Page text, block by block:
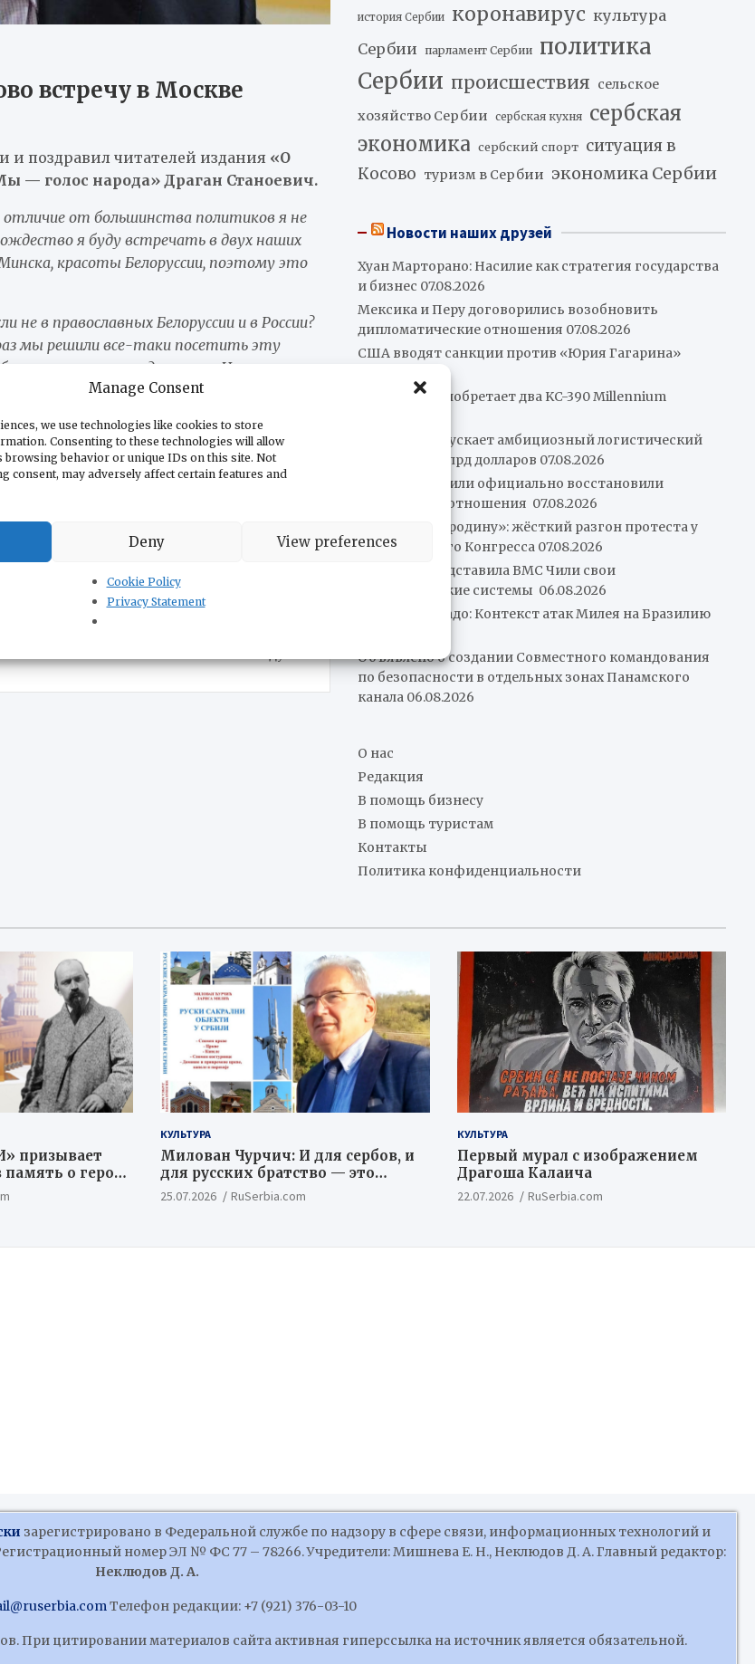
Manage Consent
we use technologies like cookies to store
Consenting to these technologies will allow
browsing behavior or unique IDs on this site. Not
consent, may adversely affect certain features and
Deny View preferences
Cookie Policy
Privacy Statement
встречу в Москве
поздравил читателей издания «О
— голос народа» Драган Станоевич.
отличие от большинства политиков я не
я буду встречать в двух наших
красоты Белоруссии, поэтому это
не в православных Белоруссии и в России?
мы решили все-таки посетить эту
красивого города в мире. Но и,
и прекрасная страна. Кроме того, там
дни. Поэтому я хочу передать
Христово. Поздравить всех с
и, естественно, победы. Победа будет за
за нас. Спасибо всем и большой привет и
народам и государствам!
история Сербии коронавирус культура
Сербии
парламент Сербии политика
Сербии происшествия сельское
хозяйство Сербии
сербская кухня сербская
экономика сербский спорт ситуация в
Косово туризм в Сербии экономика Сербии
Новости наших друзей
Хуан Марторано: Насилие как стратегия государства
и бизнес 07.08.2026
Мексика и Перу договорились возобновить
дипломатические отношения 07.08.2026
США вводят санкции против «Юрия Гагарина»
Колумбия приобретает два KC-390 Millennium
Бразилия запускает амбициозный логистический
план на 240 млрд долларов 07.08.2026
Венесуэла и Чили официально восстановили
консульские отношения 07.08.2026
«Не отдадим родину»: жёсткий разгон протеста у
аргентинского Конгресса 07.08.2026
Leonardo представила ВМС Чили свои
артиллерийские системы 06.08.2026
Рафаэль Мачадо: Контекст атак Милея на Бразилию
Объявлено о создании Совместного командования
по безопасности в отдельных зонах Панамского
канала 06.08.2026
О нас
Редакция
В помощь бизнесу
В помощь туристам
Контакты
Политика конфиденциальности
призывает
о героях
КУЛЬТУРА
Милован Чурчич: И для сербов, и
для русских братство — это
ценностный и цивилизационный
концепт
25.07.2026 RuSerbia.com
КУЛЬТУРА
Первый мурал с изображением
Драгоша Калаича
22.07.2026 RuSerbia.com
зарегистрировано в Федеральной службе по надзору в сфере связи, информационных технологий и
номер ЭЛ № ФС 77 – 78266. Учредители: Мишнева Е. Н., Неклюдов Д. А. Главный редактор:
Неклюдов Д. А.
Телефон редакции: +7 (921) 376-03-10
При цитировании материалов сайта активная гиперссылка на источник является обязательной.